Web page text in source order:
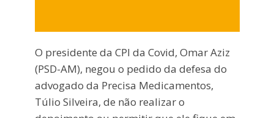
O presidente da CPI da Covid, Omar Aziz
(PSD-AM), negou o pedido da defesa do
advogado da Precisa Medicamentos,
Túlio Silveira, de não realizar o